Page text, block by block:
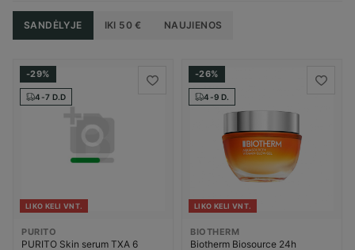
SANDĖLYJE IKI 50 € NAUJIENOS
-29%
4-7 D.D
LIKO KELI VNT.
PURITO
PURITO Skin serum TXA 6
-26%
4-9 D.
LIKO KELI VNT.
BIOTHERM
Biotherm Biosource 24h